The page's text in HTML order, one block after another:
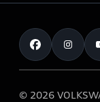
カタログ一覧
メンテナンス
車検 / 定期点検
e-tronアフターサ
クオリティ
保証
メンテナンス
お知らせ
オーナー様向けキ
© 2026